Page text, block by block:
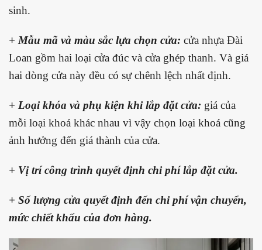
sinh.
+ Mẫu mã và màu sắc lựa chọn cửa: cửa nhựa Đài
Loan gồm hai loại cửa đúc và cửa ghép thanh. Và giá
hai dòng cửa này đều có sự chênh lệch nhất định.
+ Loại khóa và phụ kiện khi lắp đặt cửa: giá của
mỗi loại khoá khác nhau vì vậy chọn loại khoá cũng
ảnh hưởng đến giá thành của cửa.
+ Vị trí công trình quyết định chi phí lắp đặt cửa.
+ Số lượng cửa quyết định đến chi phí vận chuyển,
mức chiết khấu của đơn hàng.